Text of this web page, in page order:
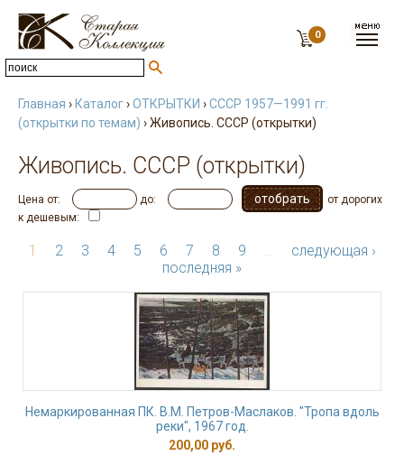
0
Главная › Каталог›ОТКРЫТКИ ›СССР 1957—1991 гг.
(открытки по темам) › Живопись. СССР (открытки)
Живопись. СССР (открытки)
Цена от: до:
от дорогих
к дешевым:
1 2 3 4 5 6 7 8 9 …
следующая ›
последняя »
Немаркированная ПК. В.М. Петров-Маслаков. "Тропа вдоль
реки", 1967 год.
200,00 руб.